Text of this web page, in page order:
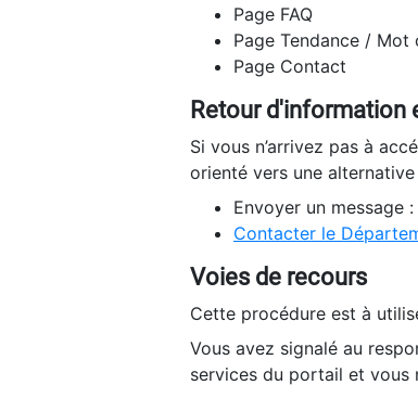
Page FAQ
Page Tendance / Mot
Page Contact
Retour d'information
Si vous n’arrivez pas à
orienté vers une
Envoyer un message :
Contacter le
Voies de recours
Cette procédure est à
Vous avez signalé au
services du portail et vous